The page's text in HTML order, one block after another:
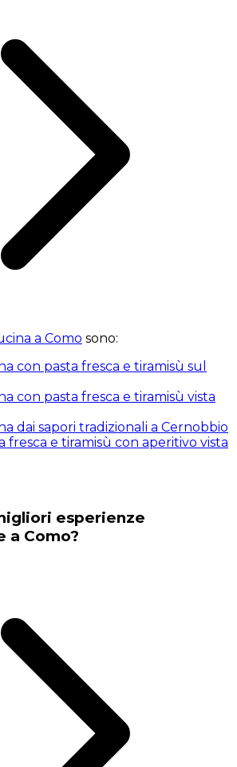
a Como sono:
con pasta fresca e tiramisù sul
con pasta fresca e tiramisù vista
dai sapori tradizionali a Cernobbio
fresca e tiramisù con aperitivo vista
esperienze
a Como?